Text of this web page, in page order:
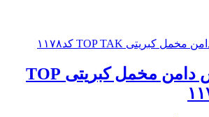
ست دورس دامن مخمل کبریتی TOP